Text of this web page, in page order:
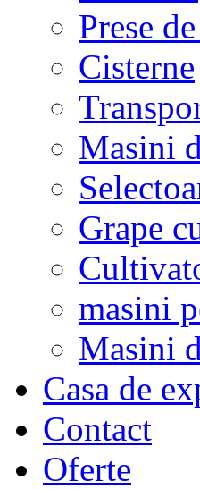
Prese
Cisterne
Masini
Grape
masini
Masini
Casa de
Contact
Oferte